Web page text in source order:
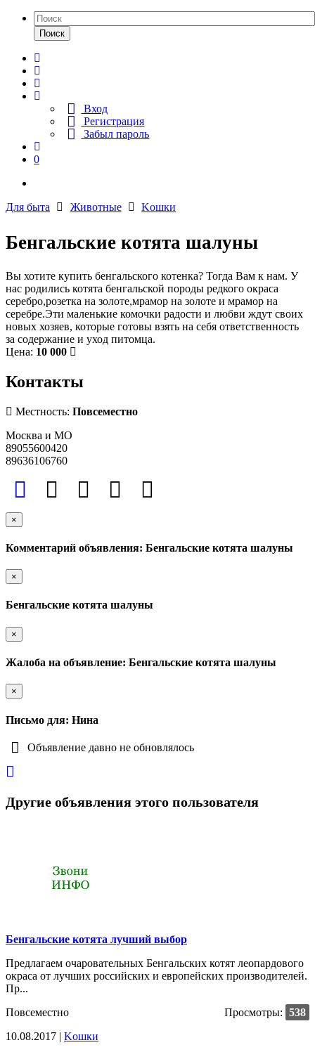
Поиск
Вход
Регистрация
Забыл пароль
0
Для быта Животные Kошки
Бенгальские котята шалуны
Вы хотите купить бенгальского котенка? Тогда Вам к нам. У
нас родились котята бенгальской породы редкого окраса
серебро,розетка на золоте,мрамор на золоте и мрамор на
серебре.Эти маленькие комочки радости и любви ждут своих
новых хозяев, которые готовы взять на себя ответственность
за содержание и уход питомца.
Цена: 10 000
Контакты
Местность: Повсеместно
Москва и МО
89055600420
89636106760
×
Комментарий объявления: Бенгальские котята шалуны
×
Бенгальские котята шалуны
×
Жалоба на объявление: Бенгальские котята шалуны
×
Письмо для: Нина
Объявление давно не обновлялось
Другие объявления этого пользователя
Бенгальские котята лучший выбор
Предлагаем очаровательных Бенгальских котят леопардового
окраса от лучших российских и европейских производителей.
Пр...
Повсеместно
Просмотры: 538
10.08.2017 | Kошки